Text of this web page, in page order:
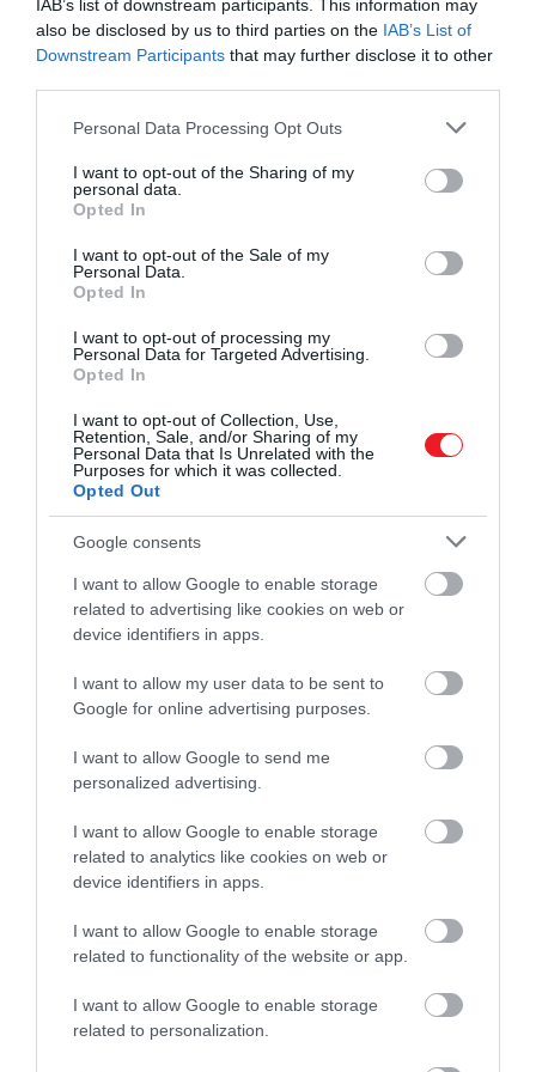
IAB’s list of downstream participants. This information may
also be disclosed by us to third parties on the IAB’s List of
Downstream Participants that may further disclose it to other
Please note that this website/app uses one or more Google
not limited to your visit or usage behaviour. You may click to
grant or deny consent to Google and its third-party tags to
use your data for below specified purposes in below Google
consent section.
Personal Data Processing Opt Outs
I want to opt-out of the Sharing of my
personal data.
Opted In
I want to opt-out of the Sale of my
Personal Data.
Opted In
I want to opt-out of processing my
Personal Data for Targeted Advertising.
Opted In
I want to opt-out of Collection, Use,
Retention, Sale, and/or Sharing of my
Personal Data that Is Unrelated with the
Purposes for which it was collected.
Opted Out
Google consents
I want to allow Google to enable storage
related to advertising like cookies on web or
device identifiers in apps.
I want to allow my user data to be sent to
Google for online advertising purposes.
I want to allow Google to send me
personalized advertising.
I want to allow Google to enable storage
related to analytics like cookies on web or
device identifiers in apps.
I want to allow Google to enable storage
related to functionality of the website or app.
I want to allow Google to enable storage
related to personalization.
a sajt egyik legértékesebb része
A tea elkészítése kifejezetten egyszerű: a
vízzel leöntik, majd néhány perc áztatás után
leszűrik. Általában kúraszerűen, napi egy csészével
fogyasztják egy héten át, lehetőleg a délelőtti
órákban.
Illusztráció
Figyelmedbe ajánljuk!
Sokan rosszul tárolják a paradicsomot,
és ez az ízén is érződik
A cseresznyeszár-tea tehátérdekes példája annak
hogy egy alapanyag olyan részét is felhasználhatjuk,